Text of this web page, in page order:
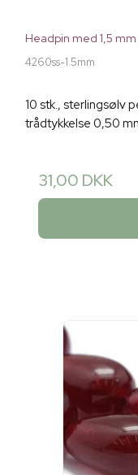
Headpin med 1,5
4260ss-1.5mm
10 stk., sterlingsølv
trådtykkelse 0,50
31,00 DKK